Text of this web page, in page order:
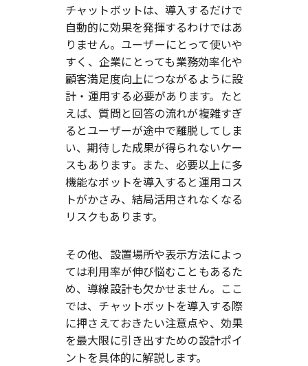
チャットボットは、導入するだけで
自動的に効果を発揮するわけではあ
りません。ユーザーにとって使いや
すく、企業にとっても業務効率化や
顧客満足度向上につながるように設
計・運用する必要があります。たと
えば、質問と回答の流れが複雑すぎ
るとユーザーが途中で離脱してしま
い、期待した成果が得られないケー
スもあります。また、必要以上に多
機能なボットを導入すると運用コス
トがかさみ、結局活用されなくなる
リスクもあります。
その他、設置場所や表示方法によっ
ては利用率が伸び悩むこともあるた
め、導線設計も欠かせません。ここ
では、チャットボットを導入する際
に押さえておきたい注意点や、効果
を最大限に引き出すための設計ポイ
ントを具体的に解説します。